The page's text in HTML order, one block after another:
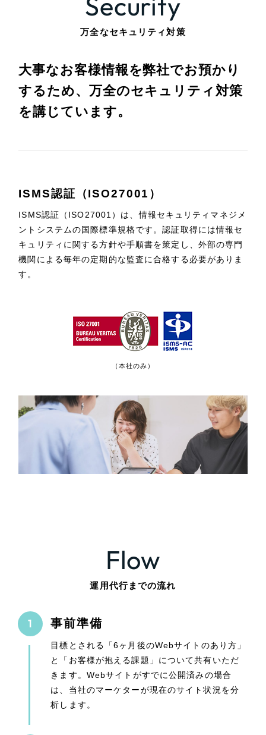
万全なセキュリティ対策
大事なお客様情報を弊社でお預かり
するため、 万全のセキュリティ対策
を講じています。
ISMS認証（ISO27001）
ISMS認証（ISO27001）は、情報セキュリティマネジメ
ントシステムの国際標準規格です。認証取得には情報セ
キュリティに関する方針や手順書を策定し、外部の専門
機関による毎年の定期的な監査に合格する必要がありま
す。
（本社のみ）
Flow
運用代行までの流れ
事前準備
目標とされる「6ヶ月後のWebサイトのあり方」
と「お客様が抱える課題」について共有いただ
きます。Webサイトがすでに公開済みの場合
は、当社のマーケターが現在のサイト状況を分
析します。